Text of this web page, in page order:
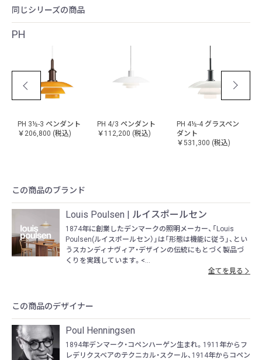
同じシリーズの商品
PH
PH 3½-3 ペンダント
￥206,800 (税込)
PH 4/3 ペンダント
￥112,200 (税込)
PH 4½-4 グラスペン
ダント
￥531,300 (税込)
この商品のブランド
Louis Poulsen | ルイスポールセン
1874年に創業したデンマークの照明メーカー、「Louis
Poulsen(ルイスポールセン）」は「形態は機能に従う」、とい
うスカンディナヴィア・デザインの伝統にもとづく製品づ
くりを実践しています。<...
全てを見る
この商品のデザイナー
Poul Henningsen
1894年デンマーク・コペンハーゲン生まれ。1911年からフ
レデリクスベアのテクニカル・スクール、1914年からコペン